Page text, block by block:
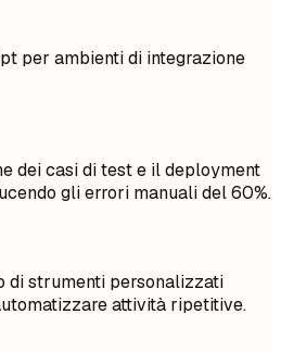
per ambienti di integrazione
dei casi di test e il deployment
gli errori manuali del 60%.
di strumenti personalizzati
attività ripetitive.